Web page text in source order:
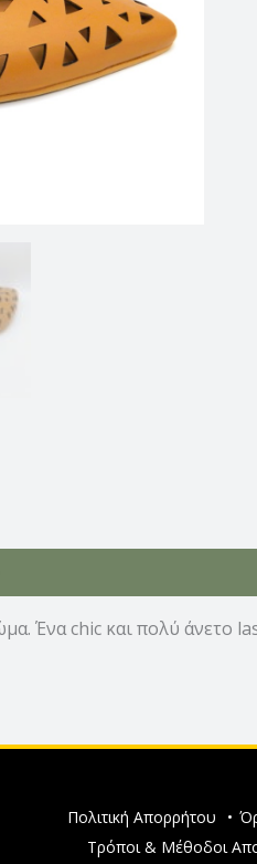
Ένα chic και πολύ άνετο
Πολιτική Απορρήτου •
Τρόποι & Μέθοδοι